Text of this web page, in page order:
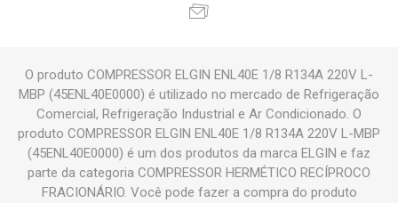
O produto COMPRESSOR ELGIN ENL40E 1/8 R134A 220V L-
MBP (45ENL40E0000) é utilizado no mercado de Refrigeração
Comercial, Refrigeração Industrial e Ar Condicionado. O
produto COMPRESSOR ELGIN ENL40E 1/8 R134A 220V L-MBP
(45ENL40E0000) é um dos produtos da marca ELGIN e faz
parte da categoria COMPRESSOR HERMÉTICO RECÍPROCO
FRACIONÁRIO. Você pode fazer a compra do produto